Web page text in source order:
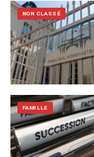
NON CLASSÉ
FAMILLE